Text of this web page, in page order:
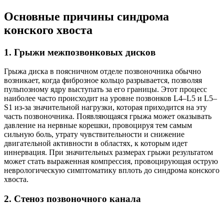
Основные причины синдрома
конского хвоста
1. Грыжи межпозвонковых дисков
Грыжа диска в поясничном отделе позвоночника обычно
возникает, когда фиброзное кольцо разрывается, позволяя
пульпозному ядру выступать за его границы. Этот процесс
наиболее часто происходит на уровне позвонков L4–L5 и L5–
S1 из-за значительной нагрузки, которая приходится на эту
часть позвоночника. Появляющаяся грыжа может оказывать
давление на нервные корешки, провоцируя тем самым
сильную боль, утрату чувствительности и снижение
двигательной активности в областях, к которым идет
иннервация. При значительных размерах грыжи результатом
может стать выраженная компрессия, провоцирующая острую
неврологическую симптоматику вплоть до синдрома конского
хвоста.
2. Стеноз позвоночного канала